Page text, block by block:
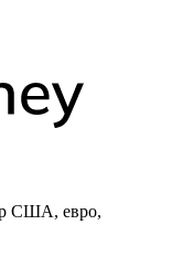
США, евро,